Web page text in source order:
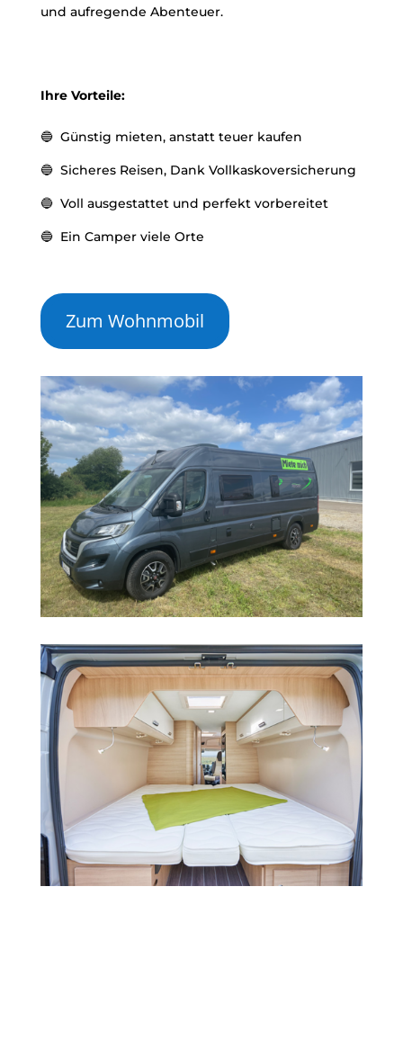
und aufregende Abenteuer.
Ihre Vorteile:
🔵 Günstig mieten, anstatt teuer kaufen
🔵 Sicheres Reisen, Dank Vollkaskoversicherung
🔵 Voll ausgestattet und perfekt vorbereitet
🔵 Ein Camper viele Orte
Zum Wohnmobil